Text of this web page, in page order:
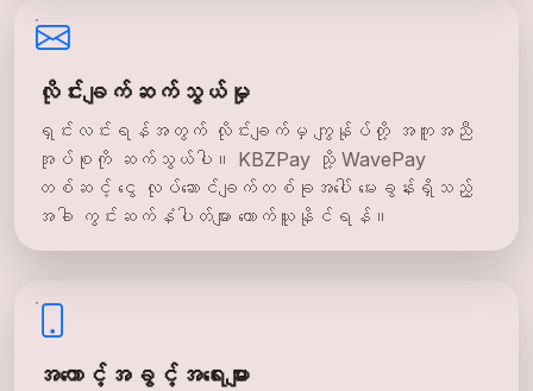
လိုင်းချက်ဆက်သွယ်မှု
ရှင်းလင်းရန်အတွက် လိုင်းချက်မှ ကျွန်ုပ်တို့ အကူအညီ
အုပ်စုကို ဆက်သွယ်ပါ။ KBZPay သို့ WavePay
တစ်ဆင့် ငွေ လုပ်ဆောင်ချက်တစ်ခုအပေါ် မေးခွန်းရှိသည့်
အခါ ကွင်းဆက်နံပါတ်များ ကောက်ယူနိုင်ရန်။
အကောင့်အခွင့်အရေးများ